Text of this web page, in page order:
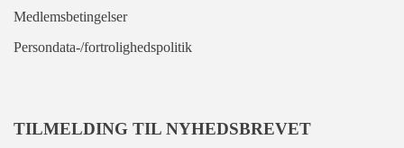
Medlemsbetingelser
Persondata-/fortrolighedspolitik
TILMELDING TIL NYHEDSBREVET